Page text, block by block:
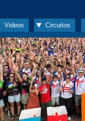
Videos Circuitos